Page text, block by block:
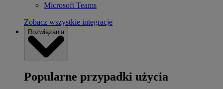
Microsoft Teams
Zobacz wszystkie integracje
Rozwiązania
Popularne przypadki użycia